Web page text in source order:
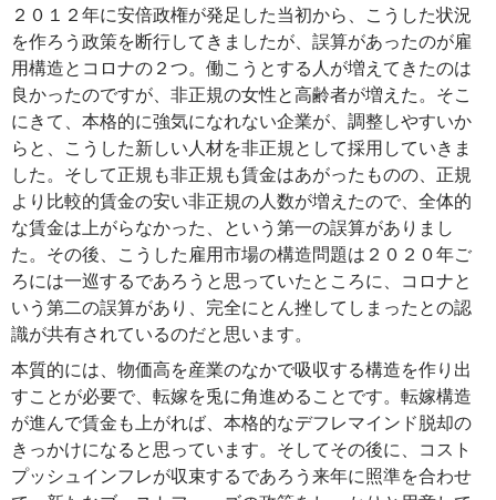
２０１２年に安倍政権が発足した当初から、こうした状況
を作ろう政策を断行してきましたが、誤算があったのが雇
用構造とコロナの２つ。働こうとする人が増えてきたのは
良かったのですが、非正規の女性と高齢者が増えた。そこ
にきて、本格的に強気になれない企業が、調整しやすいか
らと、こうした新しい人材を非正規として採用していきま
した。そして正規も非正規も賃金はあがったものの、正規
より比較的賃金の安い非正規の人数が増えたので、全体的
な賃金は上がらなかった、という第一の誤算がありまし
た。その後、こうした雇用市場の構造問題は２０２０年ご
ろには一巡するであろうと思っていたところに、コロナと
いう第二の誤算があり、完全にとん挫してしまったとの認
識が共有されているのだと思います。
本質的には、物価高を産業のなかで吸収する構造を作り出
すことが必要で、転嫁を兎に角進めることです。転嫁構造
が進んで賃金も上がれば、本格的なデフレマインド脱却の
きっかけになると思っています。そしてその後に、コスト
プッシュインフレが収束するであろう来年に照準を合わせ